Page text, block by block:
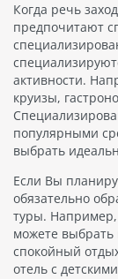
Когда речь
предпочитают
активности.
круизы,
популярными
выбрать
Если Вы
обязательно
туры.
можете
спокойный
отель с